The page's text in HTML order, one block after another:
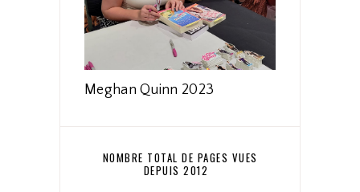
Meghan Quinn 2023
NOMBRE TOTAL DE PAGES VUES
DEPUIS 2012